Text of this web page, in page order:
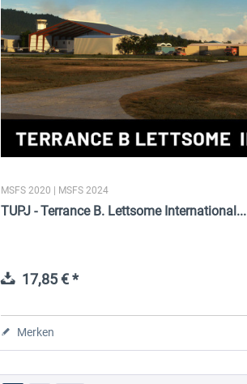
MSFS 2020 | MSFS 2024
TUPJ - Terrance B. Lettsome International...
17,85 € *
Merken